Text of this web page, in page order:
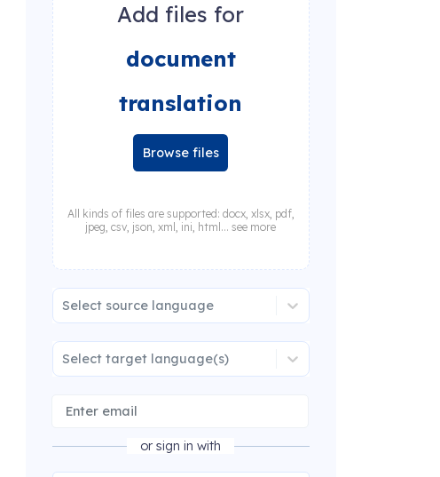
Add files for
document
translation
Browse files
All kinds of files are supported: docx, xlsx, pdf,
jpeg, csv, json, xml, ini, html... see more
Select source language
Select target language(s)
or sign in with